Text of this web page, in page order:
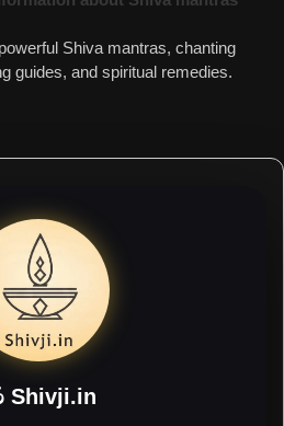
Shiva mantras, chanting
guides, and spiritual remedies.
Shivji.in